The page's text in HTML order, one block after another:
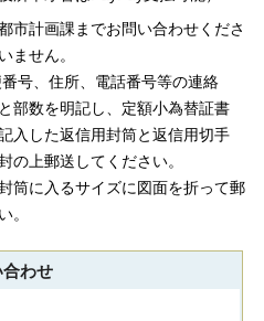
市計画課までお問い合わせくださ
ません。
号、住所、電話番号等の連絡
部数を明記し、定額小為替証書
入した返信用封筒と返信用切手
の上郵送してください。
筒に入るサイズに図面を折って郵
。
合わせ